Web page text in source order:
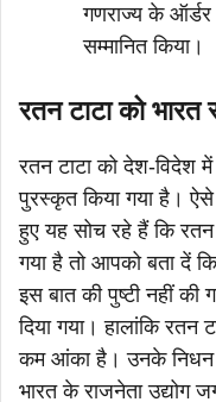
गणराज्य के
सम्मानित किया।
रतन टाटा को भारत
रतन टाटा को देश-विदेश
पुरस्कृत किया गया है।
हुए यह सोच रहे हैं कि रतन
गया है तो आपको बता दें
इस बात की पुष्टी नहीं की
दिया गया। हालांकि रतन
कम आंका है। उनके निधन
भारत के राजनेता उद्योग